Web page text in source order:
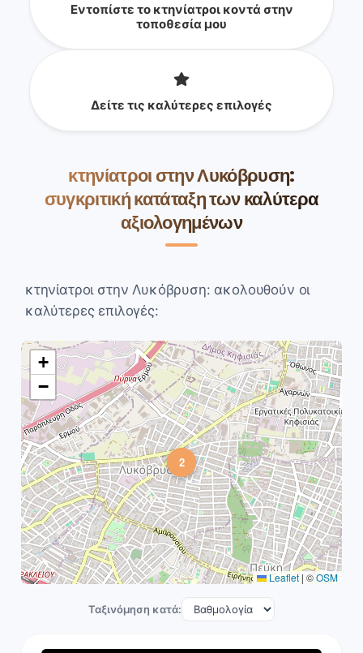
Εντοπίστε το κτηνίατροι κοντά στην
τοποθεσία μου
Δείτε τις καλύτερες επιλογές
κτηνίατροι στην Λυκόβρυση:
συγκριτική κατάταξη των καλύτερα
αξιολογημένων
κτηνίατροι στην Λυκόβρυση: ακολουθούν οι
καλύτερες επιλογές:
2
+
−
Leaflet | ©OSM
Ταξινόμηση κατά: